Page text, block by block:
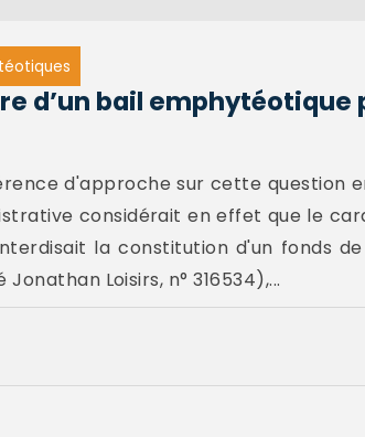
d’un bail emphytéotique
d'approche sur cette question
considérait en effet que le
la constitution d'un fonds
Loisirs, n° 316534),...